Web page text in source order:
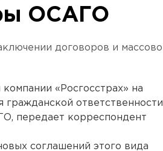
ОСАГО
договоров и массово
«Росгосстрах» на
гражданской ответственности
передает корреспондент
соглашений этого вида